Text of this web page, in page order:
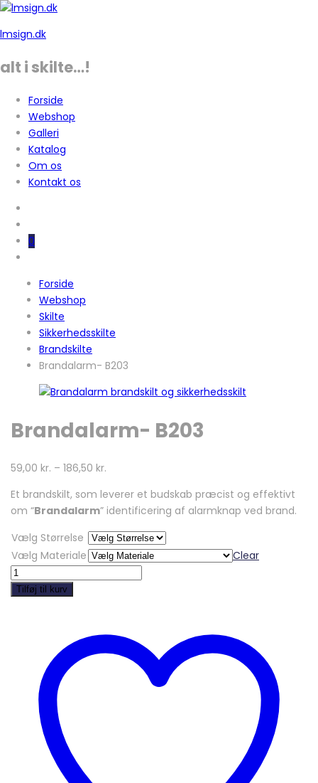
lmsign.dk
alt i skilte…!
Forside
Webshop
Galleri
Katalog
Om os
Kontakt os
0
Forside
Webshop
Skilte
Sikkerhedsskilte
Brandskilte
Brandalarm- B203
Brandalarm- B203
59,00 kr. – 186,50 kr.
Et brandskilt, som leverer et budskab præcist og effektivt
om “Brandalarm” identificering af alarmknap ved brand.
Vælg Størrelse
Vælg Materiale
Clear
Brandalarm-
B203
Tilføj til kurv